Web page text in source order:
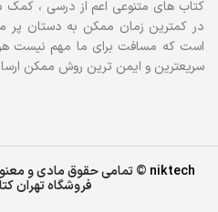
کتاب های متنوعی اعم از درسی ، کمک
در کمترین زمان ممکن به دستان پر
است که مسافت برای ما مهم نیست
سریعترین و ایمن ترین روش ممکن
niktech © تمامی حقوق مادی و
فروشگاه تهران